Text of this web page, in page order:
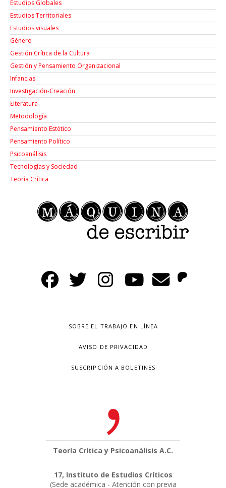
Estudios Globales
Estudios Territoriales
Estudios visuales
Género
Gestión Crítica de la Cultura
Gestión y Pensamiento Organizacional
Infancias
Investigación-Creación
Łiteratura
Metodología
Pensamiento Estético
Pensamiento Político
Psicoanálisis
Tecnologías y Sociedad
Teoría Crítica
SOBRE EL TRABAJO EN LÍNEA
AVISO DE PRIVACIDAD
SUSCRIPCIÓN A BOLETINES
Teoría Crítica y Psicoanálisis A.C.
17, Instituto de Estudios Críticos
(Sede académica - Atención con previa